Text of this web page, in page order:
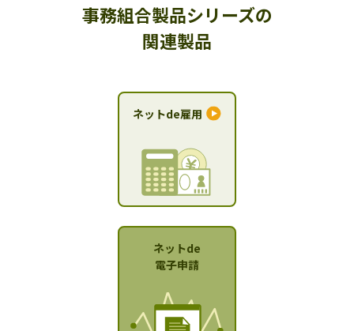
事務組合製品シリーズの
関連製品
ネットde雇用
ネットde
電子申請